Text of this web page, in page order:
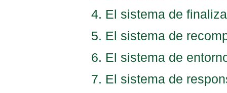
El sistema de
El sistema de
El sistema de
El sistema de